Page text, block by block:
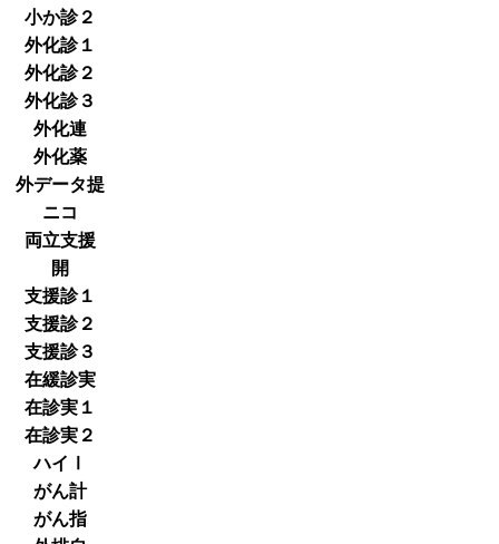
小か診２
外化診１
外化診２
外化診３
外化連
外化薬
外データ提
ニコ
両立支援
開
支援診１
支援診２
支援診３
在緩診実
在診実１
在診実２
ハイⅠ
がん計
がん指